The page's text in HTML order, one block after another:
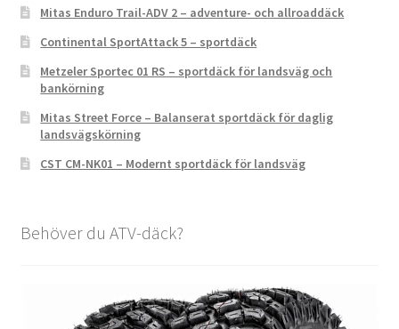
Mitas Enduro Trail-ADV 2 – adventure- och allroaddäck
Continental SportAttack 5 – sportdäck
Metzeler Sportec 01 RS – sportdäck för landsväg och
bankörning
Mitas Street Force – Balanserat sportdäck för daglig
landsvägskörning
CST CM-NK01 – Modernt sportdäck för landsväg
Behöver du ATV-däck?